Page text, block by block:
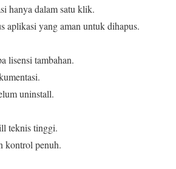
hanya dalam satu klik.
aplikasi yang aman untuk dihapus.
lisensi tambahan.
uninstall.
teknis tinggi.
kontrol penuh.